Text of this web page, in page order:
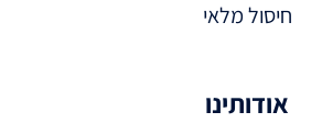
חיסול מלאי
אודותינו